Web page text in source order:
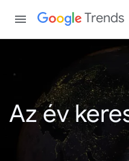
Trends
Az év